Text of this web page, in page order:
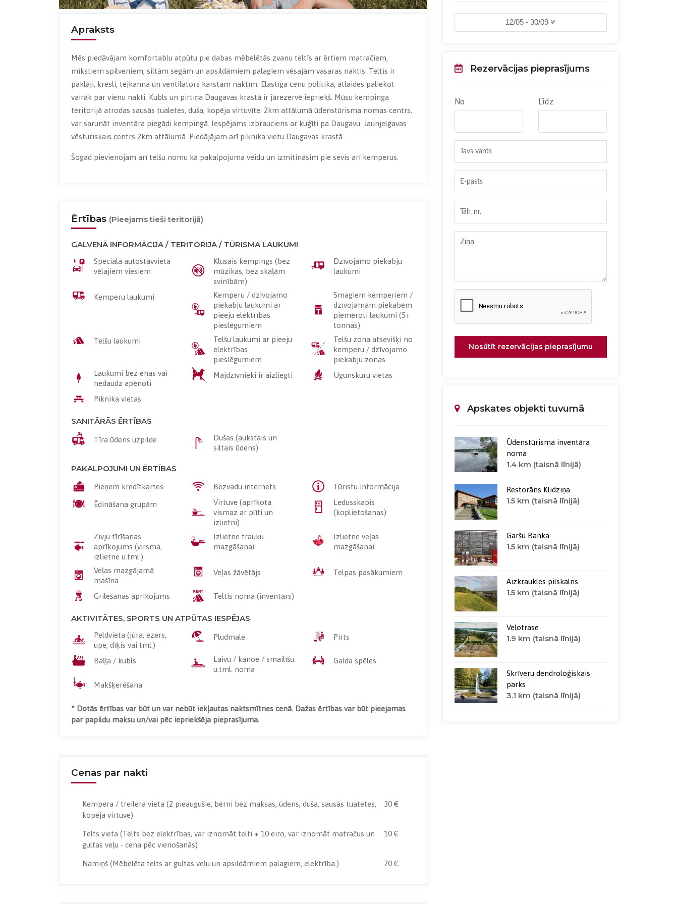
Apraksts
Mēs piedāvājam komfortablu atpūtu pie dabas mēbelētās zvanu teltīs ar ērtiem matračiem,
mīkstiem spilveniem, siltām segām un apsildāmiem palagiem vēsajām vasaras naktīs. Teltīs ir
paklāji, krēsli, tējkanna un ventilators karstām naktīm. Elastīga cenu politika, atlaides paliekot
vairāk par vienu nakti. Kubls un pirtiņa Daugavas krastā ir jārezervē iepriekš. Mūsu kempinga
teritorijā atrodas sausās tualetes, duša, kopēja virtuvīte. 2km attālumā ūdenstūrisma nomas centrs,
var sarunāt inventāra piegādi kempingā. Iespējams izbrauciens ar kuģīti pa Daugavu. Jaunjelgavas
vēsturiskais centrs 2km attālumā. Piedājājam arī piknika vietu Daugavas krastā.
Šogad pievienojam arī telšu nomu kā pakalpojuma veidu un izmitināsim pie sevis arī kemperus.
Ērtības (Pieejams tieši teritorijā)
GALVENĀ INFORMĀCIJA / TERITORIJA / TŪRISMA LAUKUMI
Speciāla autostāvvieta
vēlajiem viesiem
Klusais kempings (bez
mūzikas, bez skaļām
svinībām)
Dzīvojamo piekabju
laukumi
Kemperu laukumi
Kemperu / dzīvojamo
piekabju laukumi ar
pieeju elektrības
pieslēgumiem
Smagiem kemperiem /
dzīvojamām piekabēm
piemēroti laukumi (5+
tonnas)
Telšu laukumi
Telšu laukumi ar pieeju
elektrības
pieslēgumiem
Telšu zona atsevišķi no
kemperu / dzīvojamo
piekabju zonas
Laukumi bez ēnas vai
nedaudz apēnoti
Mājdzīvnieki ir aizliegti Ugunskuru vietas
Piknika vietas
SANITĀRĀS ĒRTĪBAS
Tīra ūdens uzpilde
Dušas (aukstais un
siltais ūdens)
PAKALPOJUMI UN ĒRTĪBAS
Pieņem kredītkartes Bezvadu internets Tūristu informācija
Ēdināšana grupām
Virtuve (aprīkota
vismaz ar plīti un
izlietni)
Ledusskapis
(koplietošanas)
Zivju tīrīšanas
aprīkojums (virsma,
izlietne u.tml.)
Izlietne trauku
mazgāšanai
Izlietne veļas
mazgāšanai
Veļas mazgājamā
mašīna
Veļas žāvētājs Telpas pasākumiem
Grilēšanas aprīkojums Teltis nomā (inventārs)
AKTIVITĀTES, SPORTS UN ATPŪTAS IESPĒJAS
Peldvieta (jūra, ezers,
upe, dīķis vai tml.)
Pludmale Pirts
Baļļa / kubls
Laivu / kanoe / smailīšu
u.tml. noma
Galda spēles
Makšķerēšana
* Dotās ērtības var būt un var nebūt iekļautas naktsmītnes cenā. Dažas ērtības var būt pieejamas
par papildu maksu un/vai pēc iepriekšēja pieprasījuma.
Cenas par nakti
Kempera / treilera vieta (2 pieaugušie, bērni bez maksas, ūdens, duša, sausās tuatetes,
kopējā virtuve)
30 €
Telts vieta (Telts bez elektrības, var iznomāt telti + 10 eiro, var iznomāt matračus un
gultas veļu - cena pēc vienošanās)
10 €
Namiņš (Mēbelēta telts ar gultas veļu un apsildāmiem palagiem, elektrība.) 70 €
12/05 - 30/09
Rezervācijas pieprasījums
No Līdz
Nosūtīt rezervācijas pieprasījumu
Apskates objekti tuvumā
Ūdenstūrisma inventāra
noma
1.4 km (taisnā līnijā)
Restorāns Klidziņa
1.5 km (taisnā līnijā)
Garšu Banka
1.5 km (taisnā līnijā)
Aizkraukles pilskalns
1.5 km (taisnā līnijā)
Velotrase
1.9 km (taisnā līnijā)
Skrīveru dendroloģiskais
parks
3.1 km (taisnā līnijā)